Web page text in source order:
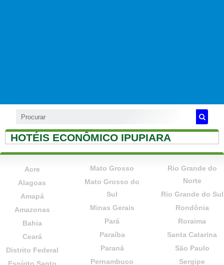
HOTÉIS ECONÔMICO IPUPIARA
Acre
Alagoas
Amapá
Amazonas
Bahia
Ceará
Distrito Federal
Mato Grosso
Mato Grosso do
Sul
Minas Gerais
Pará
Paraíba
Paraná
Pernambuco
Rio Grande do
Norte
Rio Grande do Sul
Rondônia
Roraima
Santa Catarina
São Paulo
Sergipe